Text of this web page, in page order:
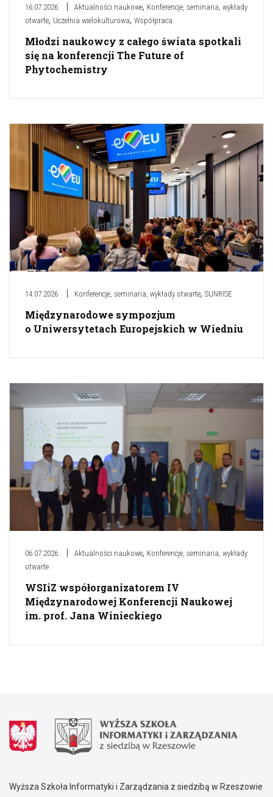
16.07.2026 Aktualności naukowe, Konferencje, seminaria, wykłady
otwarte, Uczelnia wielokulturowa, Współpraca
Młodzi naukowcy z całego świata spotkali
się na konferencji The Future of
Phytochemistry
14.07.2026 Konferencje, seminaria, wykłady otwarte, SUNRISE
Międzynarodowe sympozjum
o Uniwersytetach Europejskich w Wiedniu
06.07.2026 Aktualności naukowe, Konferencje, seminaria, wykłady
otwarte
WSIiZ współorganizatorem IV
Międzynarodowej Konferencji Naukowej
im. prof. Jana Winieckiego
Wyższa Szkoła Informatyki i Zarządzania z siedzibą w Rzeszowie